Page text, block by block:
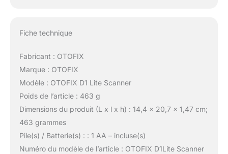
Fiche technique
Fabricant : OTOFIX
Marque : OTOFIX
Modèle : OTOFIX D1 Lite Scanner
Poids de l’article : 463 g
Dimensions du produit (L x l x h) : 14,4 x 20,7 x 1,47 cm;
463 grammes
Pile(s) / Batterie(s) : : 1 AA – incluse(s)
Numéro du modèle de l’article : OTOFIX D1Lite Scanner